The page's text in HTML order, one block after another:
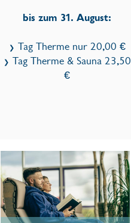
bis zum 31. August:
Tag Therme nur 20,00 €
Tag Therme & Sauna 23,50
€